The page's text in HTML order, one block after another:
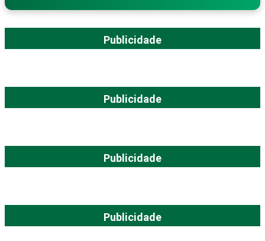
Publicidade
Publicidade
Publicidade
Publicidade